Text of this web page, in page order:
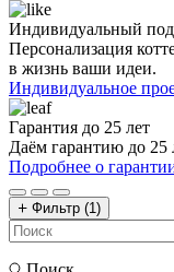
Индивидуальный
Персонализация
в жизнь ваши идеи.
Индивидуальное
Гарантия до 25 лет
Даём гарантию до 25
Подробнее о
Фильтр (1)